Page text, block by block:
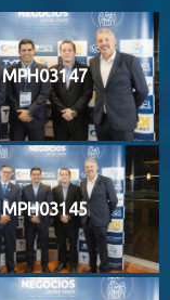
MPH03147
MPH03145